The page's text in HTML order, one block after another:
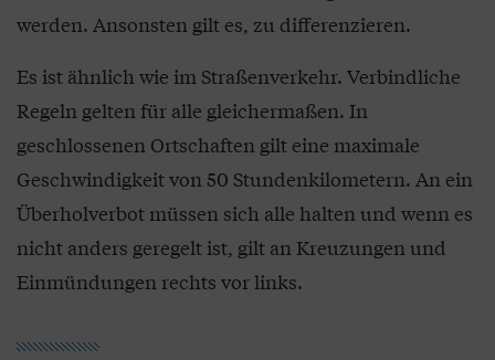
werden. Ansonsten gilt es, zu differenzieren.
Es ist ähnlich wie im Straßenverkehr. Verbindliche
Regeln gelten für alle gleichermaßen. In
geschlossenen Ortschaften gilt eine maximale
Geschwindigkeit von 50 Stundenkilometern. An ein
Überholverbot müssen sich alle halten und wenn es
nicht anders geregelt ist, gilt an Kreuzungen und
Einmündungen rechts vor links.